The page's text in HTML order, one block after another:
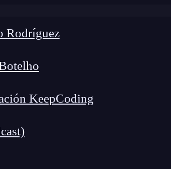
Rodríguez
KeepCoding